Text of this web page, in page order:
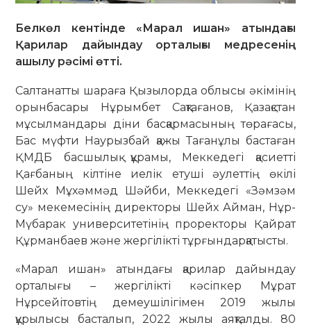
Белкөл кентінде «Марал ишан» атындағы
Қарилар дайындау орталығы медресенің
ашылу рәсімі өтті.
Салтанатты шараға Қызылорда облысы әкімінің
орынбасары Нұрымбет Сақтағанов, Қазақстан
мұсылмандары діни басқармасының төрағасы,
Бас мүфти Наурызбай қажы Тағанұлы бастаған
ҚМДБ басшылық құрамы, Меккедегі қасиетті
Қағбаның кілтіне иелік етуші әулеттің өкілі
Шейх Мұхәммәд Шәйби, Меккедегі «Зәмзәм
су» мекемесінің директоры Шейх Айман, Нұр-
Мүбарак университетінің проректоры Қайрат
Құрманбаев және жергілікті тұрғындарқатысты.
«Марал ишан» атындағы қарилар дайындау
орталығы – жергілікті кәсіпкер Мұрат
Нұрсейітовтің демеушілігімен 2019 жылы
құрылысы басталып, 2022 жылы аяқталды. 80